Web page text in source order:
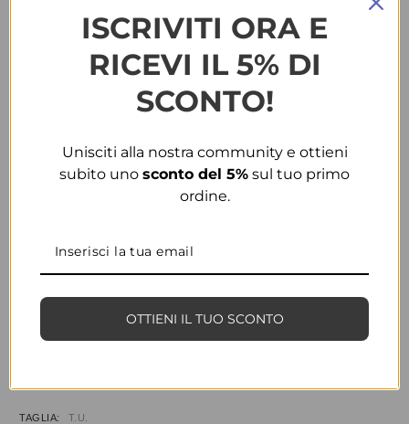
TAGLIA T.U.
ISCRIVITI ORA E
RICEVI IL 5% DI
SCONTO!
Unisciti alla nostra community e ottieni
subito uno sconto del 5% sul tuo primo
ordine.
OTTIENI IL TUO SCONTO